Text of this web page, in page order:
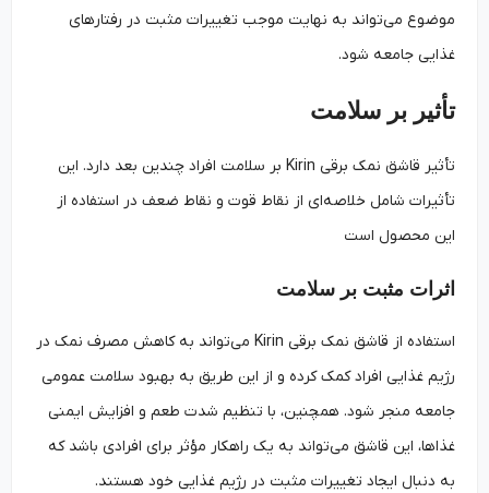
موضوع می‌تواند به نهایت موجب تغییرات مثبت در رفتارهای
غذایی جامعه شود.
تأثیر بر سلامت
تأثیر قاشق نمک برقی Kirin بر سلامت افراد چندین بعد دارد. این
تأثیرات شامل خلاصه‌ای از نقاط قوت و نقاط ضعف در استفاده از
این محصول است
اثرات مثبت بر سلامت
استفاده از قاشق نمک برقی Kirin می‌تواند به کاهش مصرف نمک در
رژیم غذایی افراد کمک کرده و از این طریق به بهبود سلامت عمومی
جامعه منجر شود. همچنین، با تنظیم شدت طعم و افزایش ایمنی
غذاها، این قاشق می‌تواند به یک راهکار مؤثر برای افرادی باشد که
به دنبال ایجاد تغییرات مثبت در رژیم غذایی خود هستند.